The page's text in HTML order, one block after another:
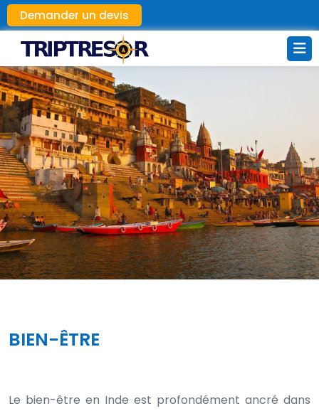
Demander un devis
BIEN-ÊTRE
Le bien-être en Inde est profondément ancré dans